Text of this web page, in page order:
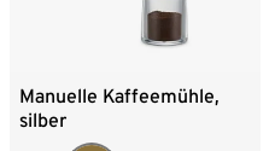
Manuelle Kaffeemühle,
silber